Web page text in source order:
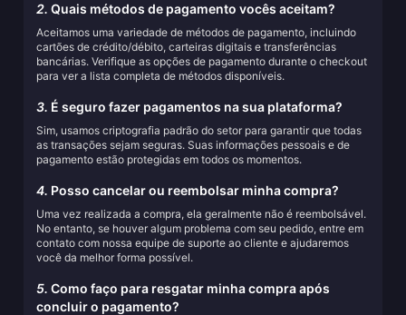
2. Quais métodos de pagamento vocês aceitam?
Aceitamos uma variedade de métodos de pagamento, incluindo
cartões de crédito/débito, carteiras digitais e transferências
bancárias. Verifique as opções de pagamento durante o checkout
para ver a lista completa de métodos disponíveis.
3. É seguro fazer pagamentos na sua plataforma?
Sim, usamos criptografia padrão do setor para garantir que todas
as transações sejam seguras. Suas informações pessoais e de
pagamento estão protegidas em todos os momentos.
4. Posso cancelar ou reembolsar minha compra?
Uma vez realizada a compra, ela geralmente não é reembolsável.
No entanto, se houver algum problema com seu pedido, entre em
contato com nossa equipe de suporte ao cliente e ajudaremos
você da melhor forma possível.
5. Como faço para resgatar minha compra após
concluir o pagamento?